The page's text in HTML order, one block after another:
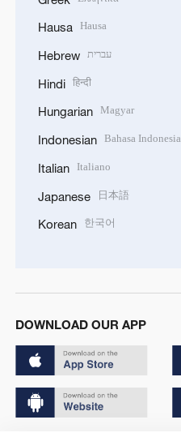
Hausa Hausa
Hebrew עברית
Hindi हिन्दी
Hungarian Magyar
Indonesian Bahasa Indonesia
Italian Italiano
Japanese 日本語
Korean 한국어
DOWNLOAD OUR APP